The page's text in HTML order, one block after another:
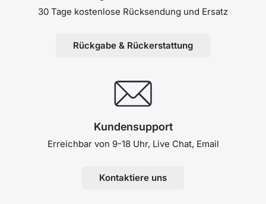
30 Tage kostenlose Rücksendung und Ersatz
Rückgabe & Rückerstattung
Kundensupport
Erreichbar von 9-18 Uhr, Live Chat, Email
Kontaktiere uns